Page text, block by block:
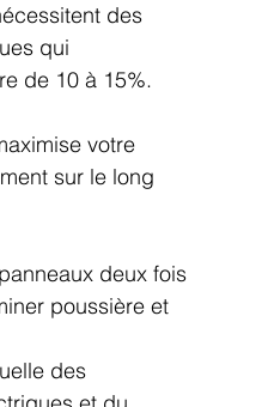
des
qui
de 10 à 15%.
votre
sur le long
deux fois
poussière et
des